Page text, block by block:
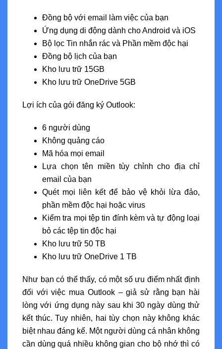
Đồng bộ với email làm việc của bạn
Ứng dụng di động dành cho Android và iOS
Bộ lọc Tin nhắn rác và Phần mềm độc hại
Đồng bộ lịch của bạn
Kho lưu trữ 15GB
Kho lưu trữ OneDrive 5GB
Lợi ích của gói đăng ký Outlook:
6 người dùng
Không quảng cáo
Mã hóa mọi email
Lựa chọn tên miền tùy chỉnh cho địa chỉ
email của bạn
Quét mọi liên kết để bảo vệ khỏi lừa đảo,
phần mềm độc hại hoặc virus
Kiểm tra mọi tệp tin đính kèm và tự động loại
bỏ các tệp tin độc hại
Kho lưu trữ 50 TB
Kho lưu trữ OneDrive 1 TB
Như bạn có thể thấy, có một số ưu điểm nhất định
đối với việc mua Outlook – giả sử rằng bạn hài
lòng với ứng dụng này sau khi 30 ngày dùng thử
kết thúc. Tuy nhiên, hai tùy chọn này không khác
biệt nhau đáng kể. Một người dùng cá nhân không
cần dùng quá nhiều không gian cho bộ nhớ thì có